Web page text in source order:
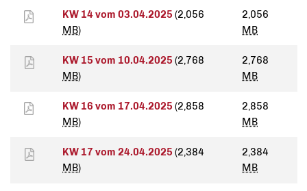
KW 14 vom 03.04.2025 (2,056
MB)
2,056
MB
KW 15 vom 10.04.2025 (2,768
MB)
2,768
MB
KW 16 vom 17.04.2025 (2,858
MB)
2,858
MB
KW 17 vom 24.04.2025 (2,384
MB)
2,384
MB